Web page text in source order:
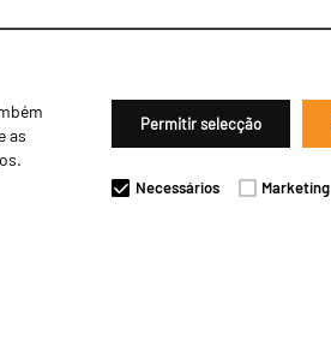
as
Permitir selecção
Necessários Marketing